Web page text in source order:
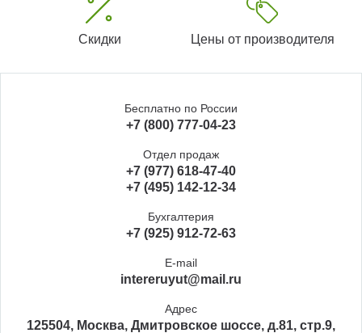
Скидки Цены от производителя
Бесплатно по России
+7 (800) 777-04-23
Отдел продаж
+7 (977) 618-47-40
+7 (495) 142-12-34
Бухгалтерия
+7 (925) 912-72-63
E-mail
intereruyut@mail.ru
Адрес
125504, Москва, Дмитровское шоссе, д.81, стр.9,